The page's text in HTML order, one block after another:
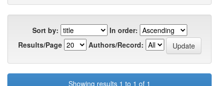
Sort by:
In order:
Results/Page
Authors/Record:
Showing results 1 to 1 of 1